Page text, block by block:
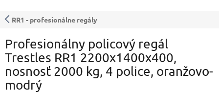
RR1 - profesionálne regály
Profesionálny policový regál
Trestles RR1 2200x1400x400,
nosnosť 2000 kg, 4 police, oranžovo-
modrý